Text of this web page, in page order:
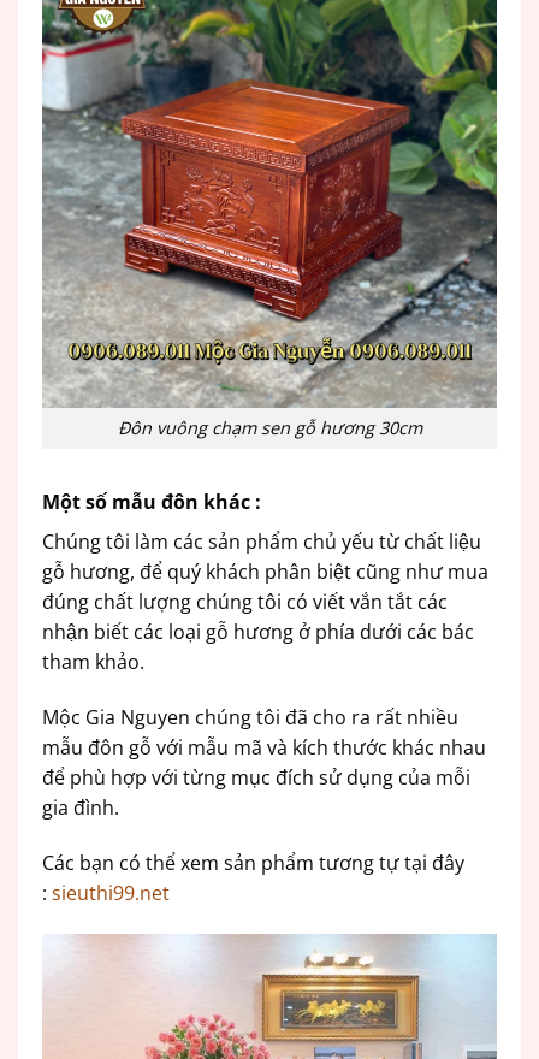
Đôn vuông chạm sen gỗ hương 30cm
Một số mẫu đôn khác :
Chúng tôi làm các sản phẩm chủ yếu từ chất liệu
gỗ hương, để quý khách phân biệt cũng như mua
đúng chất lượng chúng tôi có viết vắn tắt các
nhận biết các loại gỗ hương ở phía dưới các bác
tham khảo.
Mộc Gia Nguyen chúng tôi đã cho ra rất nhiều
mẫu đôn gỗ với mẫu mã và kích thước khác nhau
để phù hợp với từng mục đích sử dụng của mỗi
gia đình.
Các bạn có thể xem sản phẩm tương tự tại đây
: sieuthi99.net